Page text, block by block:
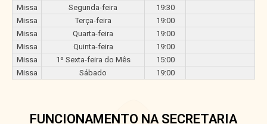
Missa
Segunda-feira
19:30
Missa
Terça-feira
19:00
Missa
Quarta-feira
19:00
Missa
Quinta-feira
19:00
Missa
1º Sexta-feira do Mês
15:00
Missa
Sábado 19:00
FUNCIONAMENTO NA SECRETARIA